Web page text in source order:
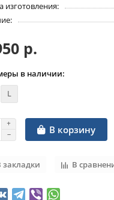
изготовления:
р.
в наличии:
L
В корзину
закладки В